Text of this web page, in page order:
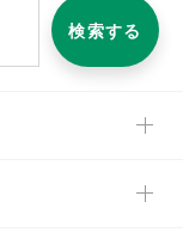
検索する